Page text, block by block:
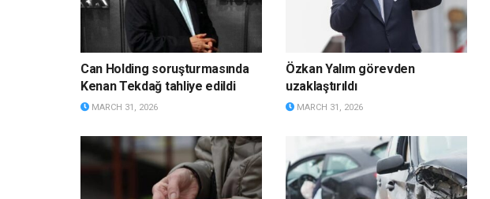
Can Holding soruşturmasında
Kenan Tekdağ tahliye edildi
MARCH 31, 2026
Özkan Yalım görevden
uzaklaştırıldı
MARCH 31, 2026